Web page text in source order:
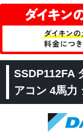
SSDP112FA
アコン 4馬力